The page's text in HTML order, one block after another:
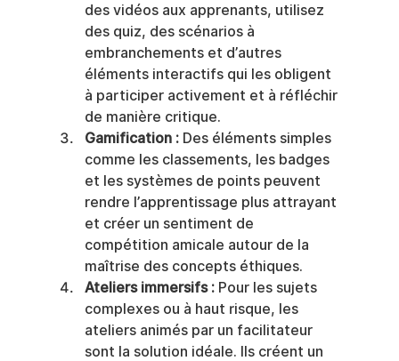
des vidéos aux apprenants, utilisez
des quiz, des scénarios à
embranchements et d’autres
éléments interactifs qui les obligent
à participer activement et à réfléchir
de manière critique.
Gamification : Des éléments simples
comme les classements, les badges
et les systèmes de points peuvent
rendre l’apprentissage plus attrayant
et créer un sentiment de
compétition amicale autour de la
maîtrise des concepts éthiques.
Ateliers immersifs : Pour les sujets
complexes ou à haut risque, les
ateliers animés par un facilitateur
sont la solution idéale. Ils créent un